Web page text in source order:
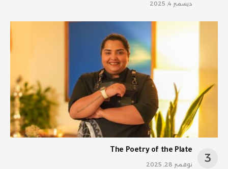
ديسمبر 4, 2025
The Poetry of the Plate
نوفمبر 28, 2025